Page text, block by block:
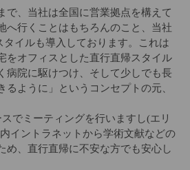
で、当社は全国に営業拠点を構えて
へ行くことはもちろんのこと、当社
タイルも導入しております。これは
をオフィスとした直行直帰スタイル
病院に駆けつけ、そして少しでも長
るように」というコンセプトの元、
でミーティングを行いますし(エリ
イントラネットから学術文献などの
め、直行直帰に不安な方でも安心し